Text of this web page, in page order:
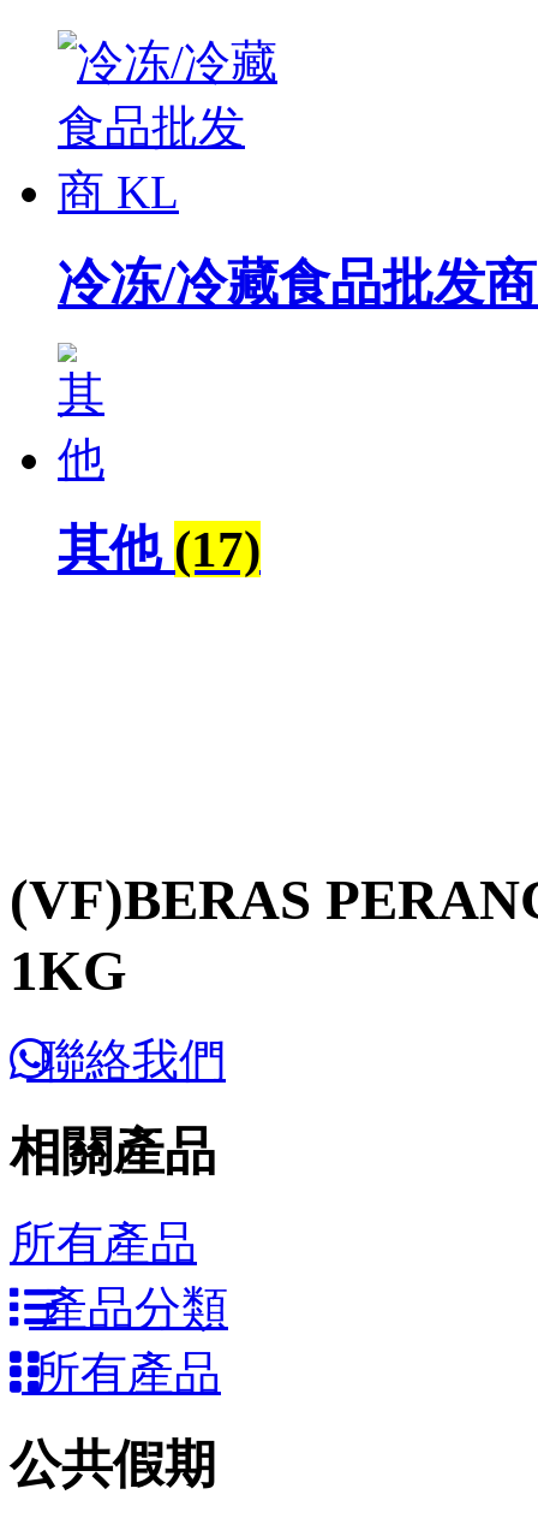
冷冻/冷藏食品批发
其他 (17)
(VF)BERAS
1KG
聯絡我們
相關產品
所有產品
產品分類
所有產品
公共假期